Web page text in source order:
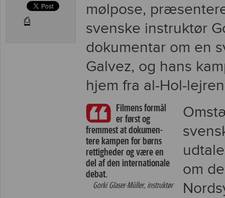
⎙
mølpose,
svenske instruktør
dokumentar om en
Galvez, og hans
hjem fra al-Hol-
Filmens formål
er først og
fremmest at dokumen-
tere kampen for børns
rettigheder og være en
del af den internationale
debat.
Gorki Glaser-Müller, instruktør
om